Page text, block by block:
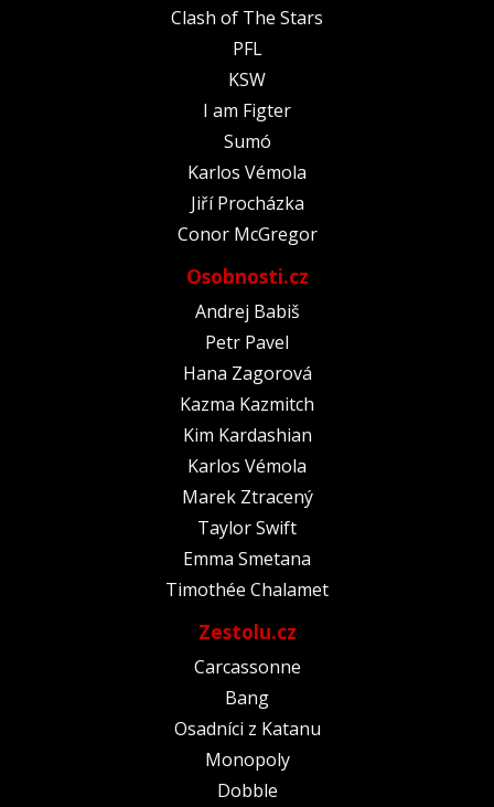
Clash of The Stars
PFL
KSW
I am Figter
Sumó
Karlos Vémola
Jiří Procházka
Conor McGregor
Osobnosti.cz
Andrej Babiš
Petr Pavel
Hana Zagorová
Kazma Kazmitch
Kim Kardashian
Karlos Vémola
Marek Ztracený
Taylor Swift
Emma Smetana
Timothée Chalamet
Zestolu.cz
Carcassonne
Bang
Osadníci z Katanu
Monopoly
Dobble